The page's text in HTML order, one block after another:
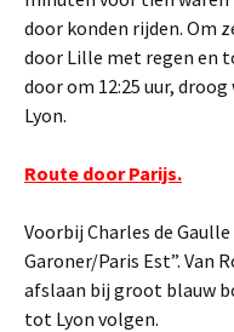
door konden rijden. Om
door Lille met regen en
door om 12:25 uur,
Lyon.
Route door Parijs.
Voorbij Charles de
Garoner/Paris Est”. Van
afslaan bij groot blauw
tot Lyon volgen.